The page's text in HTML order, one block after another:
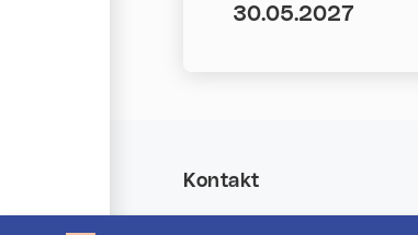
30.05.2027
Kontakt